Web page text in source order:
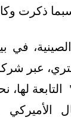
ذكرت
عبر